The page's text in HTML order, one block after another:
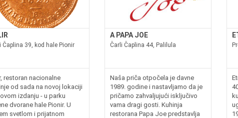
Čaplina 39, kod hale Pionir
restoran nacionalne
od sada na novoj lokaciji
izdanju - u parku
dvorane hale Pionir. U
svetlom i prijatnom
A PAPA JOE
Čarli Čaplina 44, Palilula
Naša priča otpočela je davne
1989. godine i nastavljamo da je
pričamo zahvaljujući isključivo
vama dragi gosti. Kuhinja
restorana Papa Joe predstavlja